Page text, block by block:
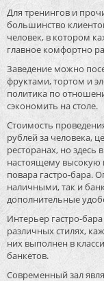
Для тренингов и
большинство
человек, в котором
главное комфортно
Заведение можно
фруктами, тортом и
политика по
сэкономить на столе.
Стоимость
рублей за человека,
ресторанах, но
настоящему высокую
повара гастро-бара.
наличными, так и
дополнительные
Интерьер гастро-
различных стилях,
них выполнен в
банкетов.
Современный зал